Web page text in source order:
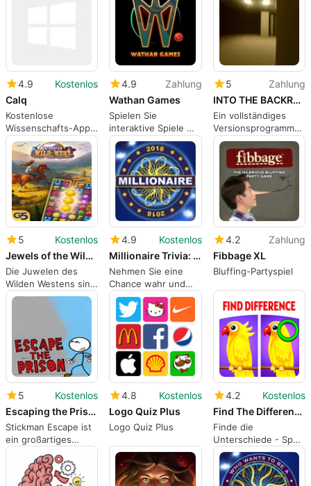
4.9
Kostenlos
Calq
Kostenlose
Wissenschafts-App
für Windows
4.9
Zahlung
Wathan Games
Spielen Sie
interaktive Spiele mit
Ihrem Publikum
5
Zahlung
INTO THE BACKROOMS
Ein vollständiges
Versionsprogramm
für Windows, von
PlayPun.
5
Kostenlos
Jewels of the Wild West: Match 3 Puzzle Game
Die Juwelen des
Wilden Westens sind
zurück!
4.9
Kostenlos
Millionaire Trivia: Who Wants To Be a Millionaire
Nehmen Sie eine
Chance wahr und
testen Sie Ihr Wissen
mit Millionaire Trivia.
4.2
Zahlung
Fibbage XL
Bluffing-Partyspiel
5
Kostenlos
Escaping the Prison: Stickman
Stickman Escape ist
ein großartiges
Puzzle-Spiel.
4.8
Kostenlos
Logo Quiz Plus
Logo Quiz Plus
4.2
Kostenlos
Find The Differences - Spot it
Finde die
Unterschiede - Spot
it auf dem PC